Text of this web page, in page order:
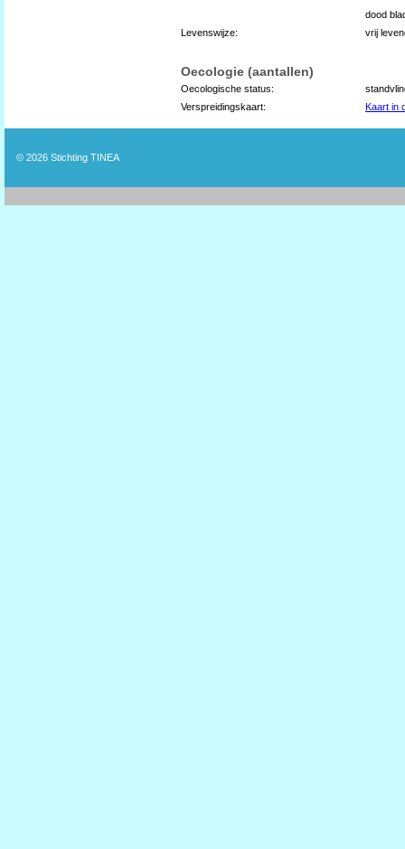
dood
Levenswijze:
vrij
Oecologie (aantallen)
Oecologische status:
Verspreidingskaart:
Kaart in
© 2026 Stichting TINEA